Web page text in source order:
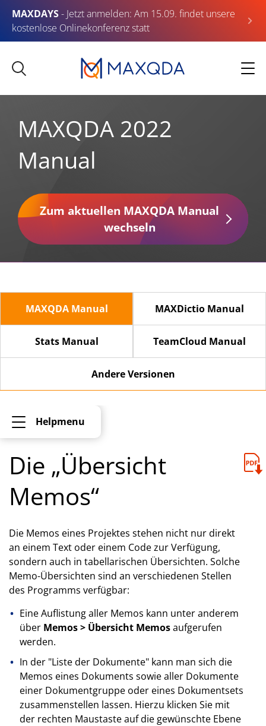
MAXDAYS- Jetzt anmelden: Am 15.09. findet unsere
kostenlose Onlinekonferenz statt
MAXQDA 2022
Manual
Zum aktuellen MAXQDA Manual
wechseln
MAXQDA Manual MAXDictio Manual
Stats Manual TeamCloud Manual
Andere Versionen
Helpmenu
Die „Übersicht
Memos“
Die Memos eines Projektes stehen nicht nur direkt
an einem Text oder einem Code zur Verfügung,
sondern auch in tabellarischen Übersichten. Solche
Memo-Übersichten sind an verschiedenen Stellen
des Programms verfügbar:
Eine Auflistung aller Memos kann unter anderem
über Memos > Übersicht Memosaufgerufen
werden.
In der "Liste der Dokumente" kann man sich die
Memos eines Dokuments sowie aller Dokumente
einer Dokumentgruppe oder eines Dokumentsets
zusammenstellen lassen. Hierzu klicken Sie mit
der rechten Maustaste auf die gewünschte Ebene